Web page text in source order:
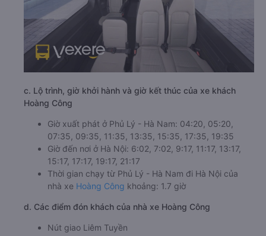
c. Lộ trình, giờ khởi hành và giờ kết thúc của xe khách
Hoàng Công
Giờ xuất phát ở Phủ Lý - Hà Nam: 04:20, 05:20,
07:35, 09:35, 11:35, 13:35, 15:35, 17:35, 19:35
Giờ đến nơi ở Hà Nội: 6:02, 7:02, 9:17, 11:17, 13:17,
15:17, 17:17, 19:17, 21:17
Thời gian chạy từ Phủ Lý - Hà Nam đi Hà Nội của
nhà xe Hoàng Công khoảng: 1.7 giờ
d. Các điểm đón khách của nhà xe Hoàng Công
Nút giao Liêm Tuyền